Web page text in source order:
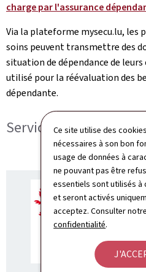
Ce site utilise des
nécessaires à son bon
usage de données à
ne pouvant pas être
essentiels sont utilisés
et seront activés
acceptez. Consulter
confidentialité.
charge par l'assurance
Via la plateforme mysecu.lu, les
soins peuvent transmettre des
situation de dépendance de
utilisé pour la réévaluation des
dépendante.
Services en ligne de